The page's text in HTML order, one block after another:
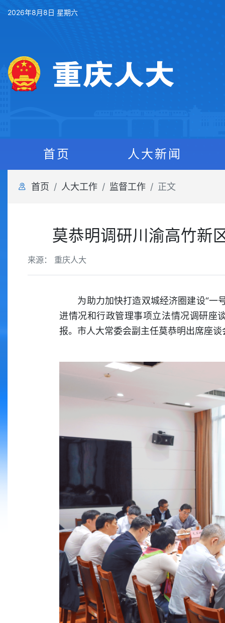
2026年8月8日 星期六
首页 人大新闻
首页 人大工作 监督工作 正文
莫恭明调研川渝高竹新
来源： 重庆人大
为助力加快打造双城经济圈建设“一号
进情况和行政管理事项立法情况调研座
报。市人大常委会副主任莫恭明出席座谈